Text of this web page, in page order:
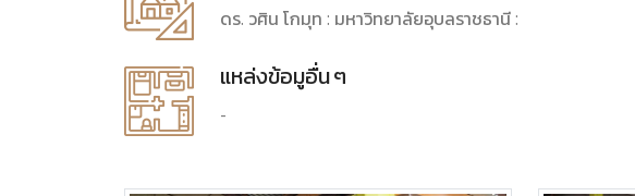
ดร. วศิน โกมุท : มหาวิทยาลัยอุบลราชธานี :
แหล่งข้อมูอื่น ๆ
-